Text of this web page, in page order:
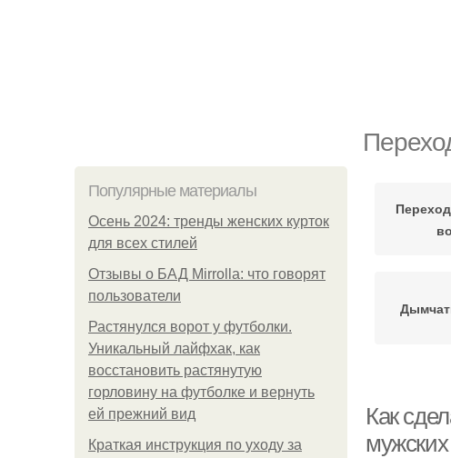
Популярные материалы
Осень 2024: тренды женских курток
для всех стилей
Отзывы о БАД Mirrolla: что говорят
пользователи
Растянулся ворот у футболки.
Уникальный лайфхак, как
восстановить растянутую
горловину на футболке и вернуть
ей прежний вид
Краткая инструкция по уходу за
Как